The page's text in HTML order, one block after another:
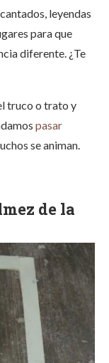
leyendas
para que
diferente. ¿Te
truco o trato y
pasar
se animan.
de la